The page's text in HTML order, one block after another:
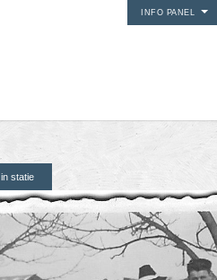
INFO PANEL
in statie